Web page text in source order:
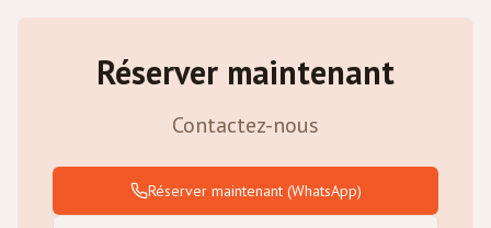
Réserver maintenant
Contactez-nous
Réserver maintenant(WhatsApp)